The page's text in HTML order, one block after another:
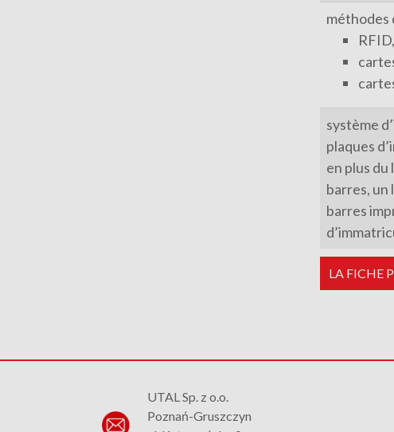
méthodes
RFID,
système
plaques
en plus
barres, un
barres
LA FICHE
UTAL Sp. z o.o.
Poznań-Gruszczyn